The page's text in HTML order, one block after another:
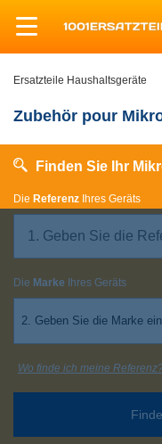
Ersatzteile Haushaltsgeräte
Zubehör pour
Finden Sie Ihr
Die Referenz Ihres Geräts
Die Marke Ihres Geräts
2. Geben Sie die Marke ein
Wo finde ich meine